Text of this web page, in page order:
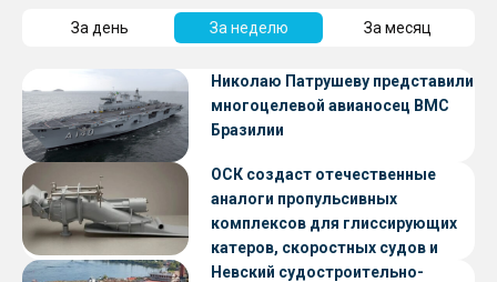
За день За неделю За месяц
Николаю Патрушеву представили
многоцелевой авианосец ВМС
Бразилии
ОСК создаст отечественные
аналоги пропульсивных
комплексов для глиссирующих
катеров, скоростных судов и
судов с малой осадкой
Невский судостроительно-